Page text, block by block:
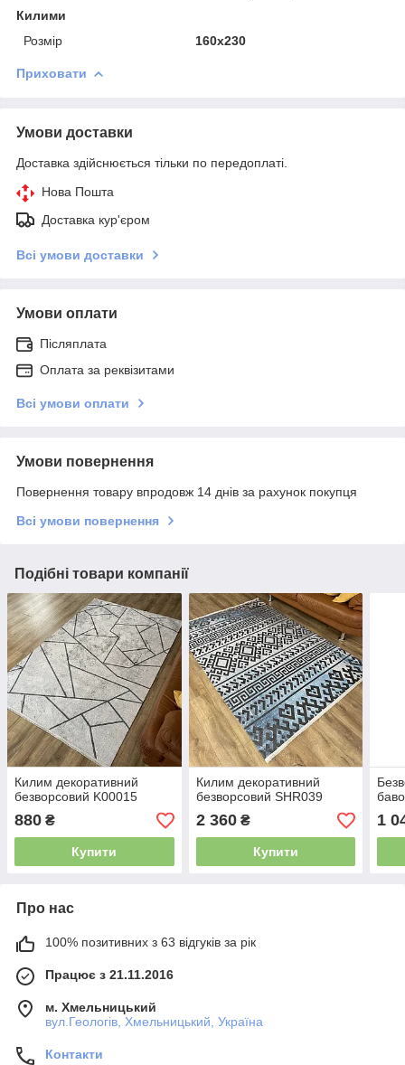
Килими
Розмір
160x230
Приховати
Умови доставки
Доставка здійснюється тільки по передоплаті.
Нова Пошта
Доставка кур'єром
Всі умови доставки
Умови оплати
Післяплата
Оплата за реквізитами
Всі умови оплати
Умови повернення
Повернення товару впродовж 14 днів за рахунок покупця
Всі умови повернення
Подібні товари компанії
Килим декоративний
безворсовий K00015
880 ₴
Купити
Килим декоративний
безворсовий SHR039
2 360₴
Купити
1
Про нас
100% позитивних з 63 відгуків за рік
Працює з 21.11.2016
м. Хмельницький
вул.Геологів, Хмельницький, Україна
Контакти